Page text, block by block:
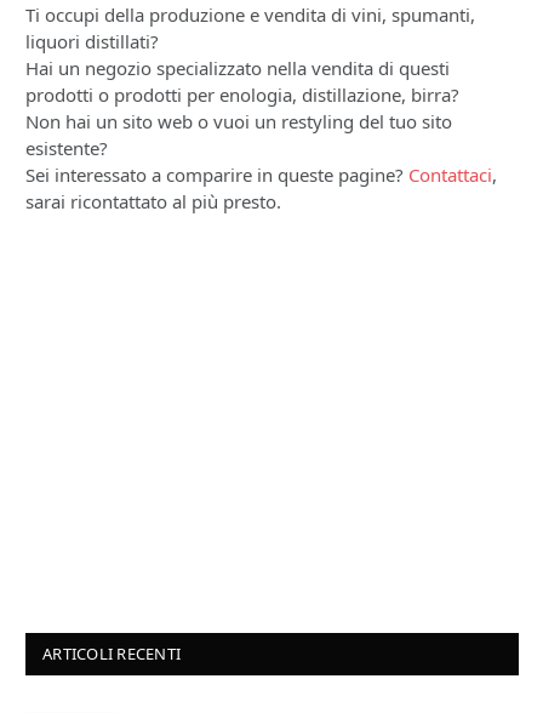
Ti occupi della produzione e vendita di vini, spumanti,
liquori distillati?
Hai un negozio specializzato nella vendita di questi
prodotti o prodotti per enologia, distillazione, birra?
Non hai un sito web o vuoi un restyling del tuo sito
esistente?
Sei interessato a comparire in queste pagine? Contattaci,
sarai ricontattato al più presto.
ARTICOLI RECENTI